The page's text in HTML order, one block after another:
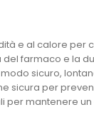
e al calore per
farmaco e la
sicuro,
sicura per
per mantenere